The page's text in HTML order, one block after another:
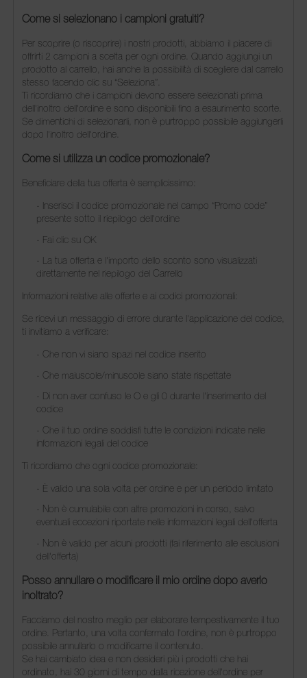
Come si selezionano i campioni gratuiti?
Per scoprire (o riscoprire) i nostri prodotti, abbiamo il piacere di
offrirti 2 campioni a scelta per ogni ordine. Quando aggiungi un
prodotto al carrello, hai anche la possibilità di scegliere dal carrello
stesso facendo clic su “Seleziona”.
Ti ricordiamo che i campioni devono essere selezionati prima
dell'inoltro dell'ordine e sono disponibili fino a esaurimento scorte.
Se dimentichi di selezionarli, non è purtroppo possibile aggiungerli
dopo l'inoltro dell'ordine.
Come si utilizza un codice promozionale?
Beneficiare della tua offerta è semplicissimo:
- Inserisci il codice promozionale nel campo “Promo code”
presente sotto il riepilogo dell'ordine
- Fai clic su OK
- La tua offerta e l'importo dello sconto sono visualizzati
direttamente nel riepilogo del Carrello
Informazioni relative alle offerte e ai codici promozionali:
Se ricevi un messaggio di errore durante l'applicazione del codice,
ti invitiamo a verificare:
- Che non vi siano spazi nel codice inserito
- Che maiuscole/minuscole siano state rispettate
- Di non aver confuso le O e gli 0 durante l'inserimento del
codice
- Che il tuo ordine soddisfi tutte le condizioni indicate nelle
informazioni legali del codice
Ti ricordiamo che ogni codice promozionale:
- È valido una sola volta per ordine e per un periodo limitato
- Non è cumulabile con altre promozioni in corso, salvo
eventuali eccezioni riportate nelle informazioni legali dell'offerta
- Non è valido per alcuni prodotti (fai riferimento alle esclusioni
dell'offerta)
Posso annullare o modificare il mio ordine dopo averlo
inoltrato?
Facciamo del nostro meglio per elaborare tempestivamente il tuo
ordine. Pertanto, una volta confermato l'ordine, non è purtroppo
possibile annullarlo o modificarne il contenuto.
Se hai cambiato idea e non desideri più i prodotti che hai
ordinato, hai 30 giorni di tempo dalla ricezione dell'ordine per